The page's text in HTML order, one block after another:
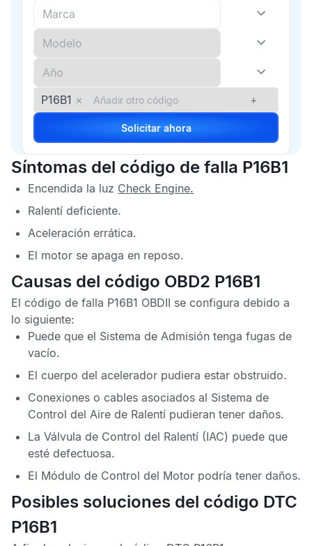
P16B1 × +
Solicitar ahora
Síntomas del código de falla P16B1
Encendida la luz Check Engine.
Ralentí deficiente.
Aceleración errática.
El motor se apaga en reposo.
Causas del código OBD2 P16B1
El código de falla P16B1 OBDII se configura debido a
lo siguiente:
Puede que el Sistema de Admisión tenga fugas de
vacío.
El cuerpo del acelerador pudiera estar obstruido.
Conexiones o cables asociados al Sistema de
Control del Aire de Ralentí pudieran tener daños.
La Válvula de Control del Ralentí (IAC) puede que
esté defectuosa.
El Módulo de Control del Motor podría tener daños.
Posibles soluciones del código DTC
P16B1